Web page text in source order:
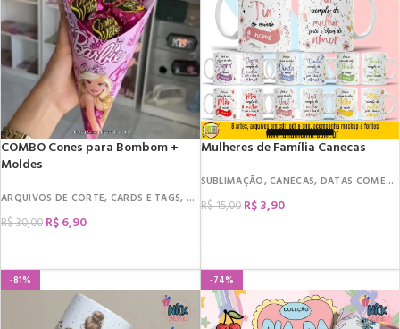
COMBO Cones para Bombom +
Moldes
ARQUIVOS DE CORTE, CARDS E TAGS, DATAS COMEMORATIVAS
R$30,00 R$6,90
Mulheres de Família Canecas
SUBLIMAÇÃO,CANECAS, DATAS COMEMORATIVAS
R$15,00 R$3,90
-81% -74%